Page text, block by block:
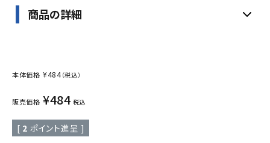
商品の詳細
本体価格 ¥484（税込）
販売価格 ¥484 税込
[ 2 ポイント進呈 ]